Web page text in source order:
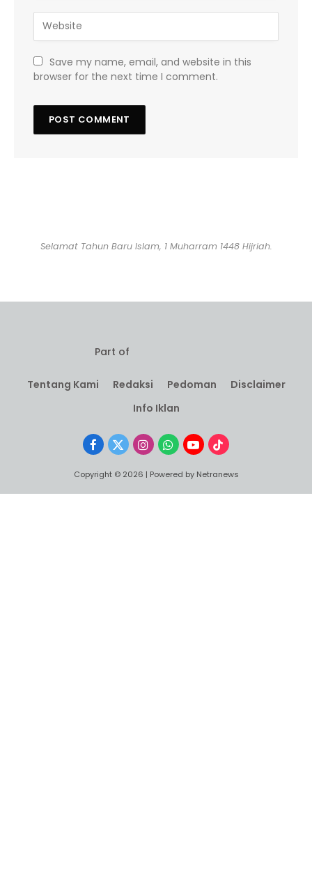
Save my name, email, and website in this
browser for the next time I comment.
Selamat Tahun Baru Islam, 1 Muharram 1448 Hijriah.
Part of
Tentang Kami Redaksi Pedoman
Disclaimer
Info Iklan
Facebook
X
InstagramWhatsApp
YouTubeTikTok
Copyright © 2026 | Powered by Netranews